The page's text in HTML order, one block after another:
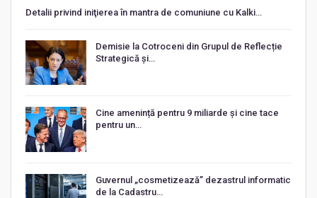
Detalii privind iniţierea în mantra de comuniune cu Kalki…
Demisie la Cotroceni din Grupul de Reflecție
Strategică și…
Cine amenință pentru 9 miliarde și cine tace
pentru un…
Guvernul „cosmetizează” dezastrul informatic
de la Cadastru…